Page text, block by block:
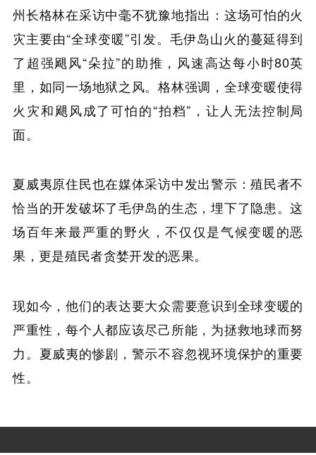
州长格林在采访中毫不犹豫地指出：这场可怕的火
灾主要由“全球变暖”引发。毛伊岛山火的蔓延得到
了超强飓风“朵拉”的助推，风速高达每小时80英
里，如同一场地狱之风。格林强调，全球变暖使得
火灾和飓风成了可怕的“拍档”，让人无法控制局
面。
夏威夷原住民也在媒体采访中发出警示：殖民者不
恰当的开发破坏了毛伊岛的生态，埋下了隐患。这
场百年来最严重的野火，不仅仅是气候变暖的恶
果，更是殖民者贪婪开发的恶果。
现如今，他们的表达要大众需要意识到全球变暖的
严重性，每个人都应该尽己所能，为拯救地球而努
力。夏威夷的惨剧，警示不容忽视环境保护的重要
性。